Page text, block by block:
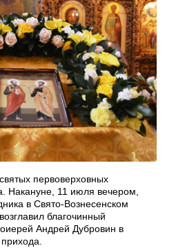
первоверховных
Накануне, 11 июля вечером,
в Свято-Вознесенском
благочинный
Андрей Дубровин в